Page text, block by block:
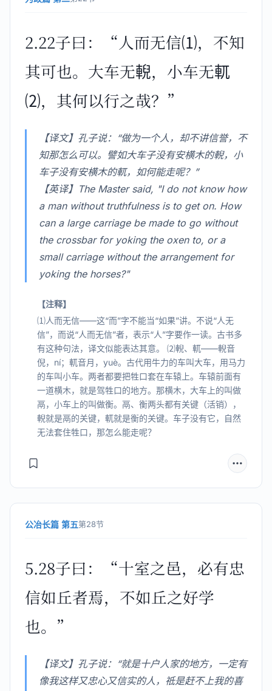
2.22子曰：“人而无信⑴，不知
其可也。大车无輗，小车无軏
⑵，其何以行之哉？”
【译文】孔子说：“做为一个人，却不讲信誉，不
知那怎么可以。譬如大车子没有安横木的輗，小
车子没有安横木的軏，如何能走呢？”
【英译】The Master said, "I do not know how
a man without truthfulness is to get on. How
can a large carriage be made to go without
the crossbar for yoking the oxen to, or a
small carriage without the arrangement for
yoking the horses?"
【注释】
⑴人而无信——这“而”字不能当“如果”讲。不说“人无
信”，而说“人而无信”者，表示“人”字要作一读。古书多
有这种句法，译文似能表达其意。 ⑵輗、軏——輗音
倪，ní；軏音月，yuè。古代用牛力的车叫大车，用马力
的车叫小车。两者都要把牲口套在车辕上。车辕前面有
一道横木，就是驾牲口的地方。那横木，大车上的叫做
鬲，小车上的叫做衡。鬲、衡两头都有关键（活销），
輗就是鬲的关键，軏就是衡的关键。车子没有它，自然
无法套住牲口，那怎么能走呢？
公冶长篇 第五第28节
5.28子曰：“十室之邑，必有忠
信如丘者焉，不如丘之好学
也。”
【译文】孔子说：“就是十户人家的地方，一定有
像我这样又忠心又信实的人，祗是赶不上我的喜